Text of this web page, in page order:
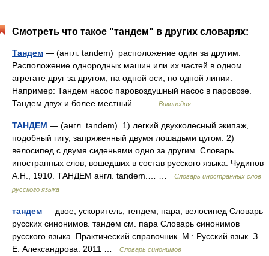
Смотреть что такое "тандем" в других словарях:
Тандем — (англ. tandem) расположение один за другим.
Расположение однородных машин или их частей в одном
агрегате друг за другом, на одной оси, по одной линии.
Например: Тандем насос паровоздушный насос в паровозе.
Тандем двух и более местный… …
Википедия
ТАНДЕМ — (англ. tandem). 1) легкий двухколесный экипаж,
подобный гигу, запряженный двумя лошадьми цугом. 2)
велосипед с двумя сиденьями одно за другим. Словарь
иностранных слов, вошедших в состав русского языка. Чудинов
А.Н., 1910. ТАНДЕМ англ. tandem.… …
Словарь иностранных слов
русского языка
тандем — двое, ускоритель, тендем, пара, велосипед Словарь
русских синонимов. тандем см. пара Словарь синонимов
русского языка. Практический справочник. М.: Русский язык. З.
Е. Александрова. 2011 …
Словарь синонимов